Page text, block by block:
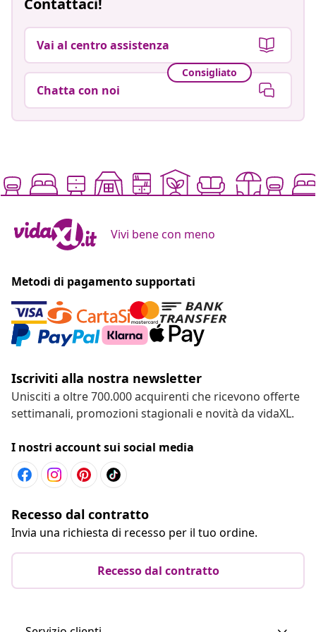
Vai al centro assistenza
Consigliato
Chatta con noi
Vivi bene con meno
Metodi di pagamento supportati
Iscriviti alla nostra newsletter
Unisciti a oltre 700.000 acquirenti che ricevono offerte
settimanali, promozioni stagionali e novità da vidaXL.
I nostri account sui social media
Recesso dal contratto
Invia una richiesta di recesso per il tuo ordine.
Recesso dal contratto